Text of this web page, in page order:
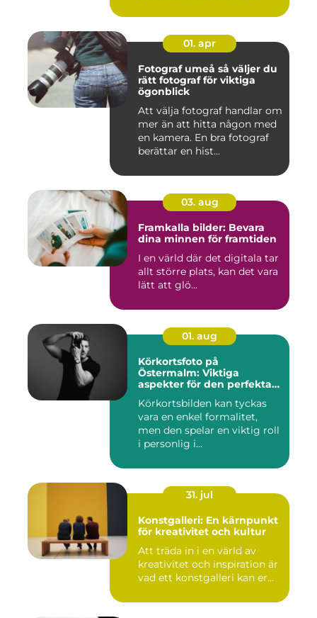
01. apr
Fotograf umeå så väljer du
rätt fotograf för viktiga
ögonblick
Att välja fotograf handlar om
mer än att hitta någon med
en kamera. En bra fotograf
berättar en hist...
03. aug
Framkalla bilder: Bevara
dina minnen för framtiden
I en värld där det digitala tar
allt större plats, kan det vara
lätt att glö...
01. aug
Körkortsfoto på
Östermalm: Viktiga
aspekter för den perfekta
Körkortsbilden kan tyckas
vara en enkel formalitet,
men den spelar en viktig roll
i personlig i...
31. jul
Konstgalleri: En kärnpunkt
för kreativitet och kultur
Att träda in i en värld av
kreativitet och inspiration är
vad ett konstgalleri kan er...